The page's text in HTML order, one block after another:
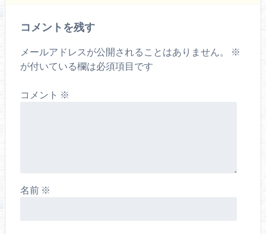
コメントを残す
メールアドレスが公開されることはありません。
※
が付いている欄は必須項目です
コメント ※
名前 ※